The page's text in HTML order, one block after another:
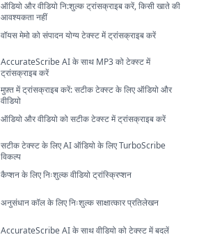
ऑडियो और वीडियो नि:शुल्क ट्रांसक्राइब करें, किसी खाते की
आवश्यकता नहीं
वॉयस मेमो को संपादन योग्य टेक्स्ट में ट्रांसक्राइब करें
AccurateScribe AI के साथ MP3 को टेक्स्ट में
ट्रांसक्राइब करें
मुफ़्त में ट्रांसक्राइब करें: सटीक टेक्स्ट के लिए ऑडियो और
वीडियो
ऑडियो और वीडियो को सटीक टेक्स्ट में ट्रांसक्राइब करें
सटीक टेक्स्ट के लिए AI ऑडियो के लिए TurboScribe
विकल्प
कैप्शन के लिए निःशुल्क वीडियो ट्रांस्क्रिप्शन
अनुसंधान कॉल के लिए निःशुल्क साक्षात्कार प्रतिलेखन
AccurateScribe AI के साथ वीडियो को टेक्स्ट में बदलें